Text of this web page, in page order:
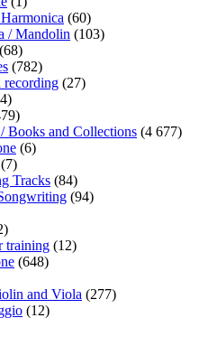
(60)
/ Mandolin (103)
(68)
(782)
recording (27)
and Collections (4 677)
(6)
(7)
Tracks (84)
(94)
training (12)
(648)
and Viola (277)
(12)